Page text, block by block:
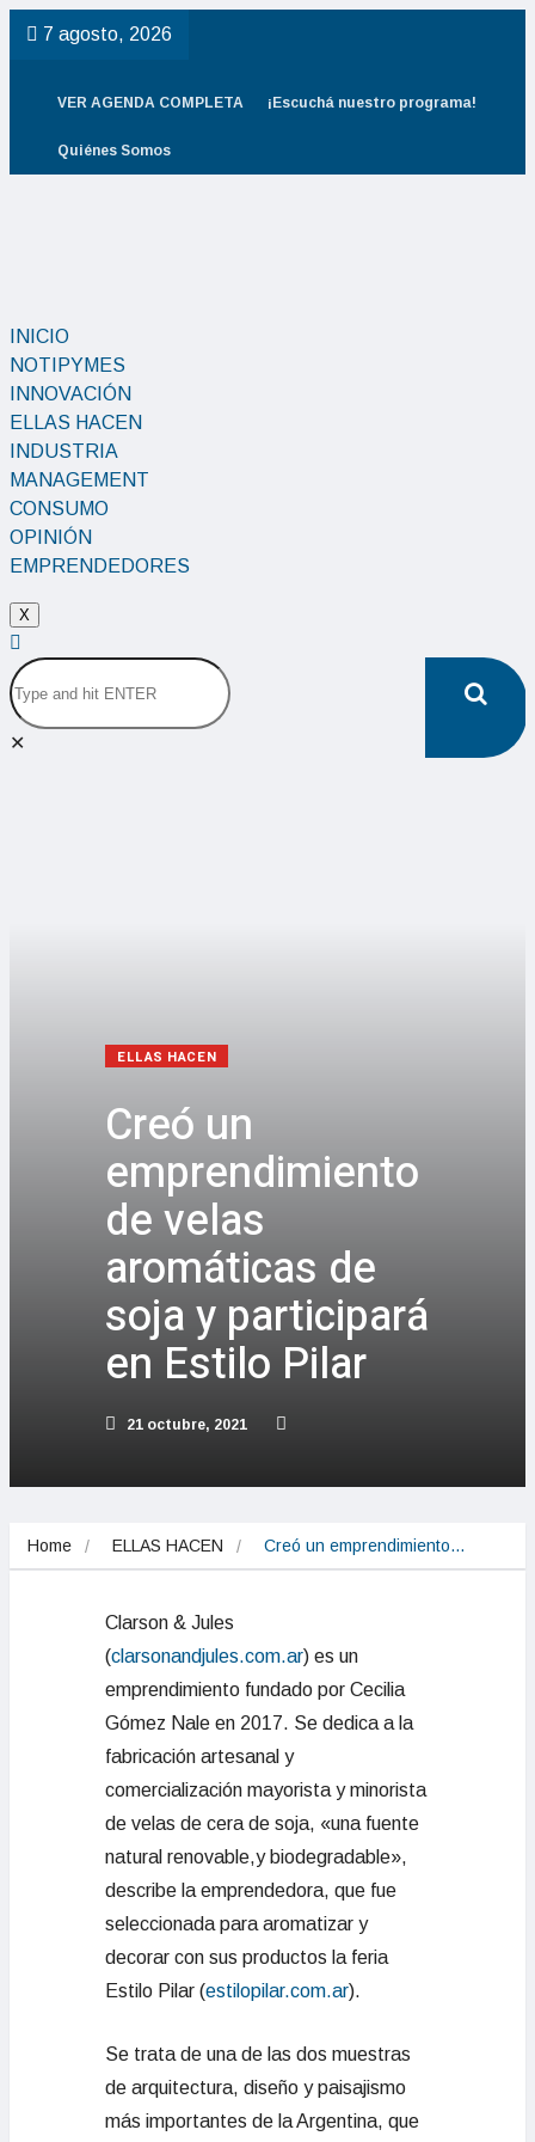
7 agosto, 2026
VER AGENDA COMPLETA ¡Escuchá nuestro programa!
Quiénes Somos
INICIO
NOTIPYMES
INNOVACIÓN
ELLAS HACEN
INDUSTRIA
MANAGEMENT
CONSUMO
OPINIÓN
EMPRENDEDORES
X
✕
ELLAS HACEN
Creó un
emprendimiento
de velas
aromáticas de
soja y participará
en Estilo Pilar
21 octubre, 2021
Home ELLAS HACEN Creó un emprendimiento…
Clarson & Jules
(clarsonandjules.com.ar) es un
emprendimiento fundado por Cecilia
Gómez Nale en 2017. Se dedica a la
fabricación artesanal y
comercialización mayorista y minorista
de velas de cera de soja, «una fuente
natural renovable,y biodegradable»,
describe la emprendedora, que fue
seleccionada para aromatizar y
decorar con sus productos la feria
Estilo Pilar (estilopilar.com.ar).
Se trata de una de las dos muestras
de arquitectura, diseño y paisajismo
más importantes de la Argentina, que